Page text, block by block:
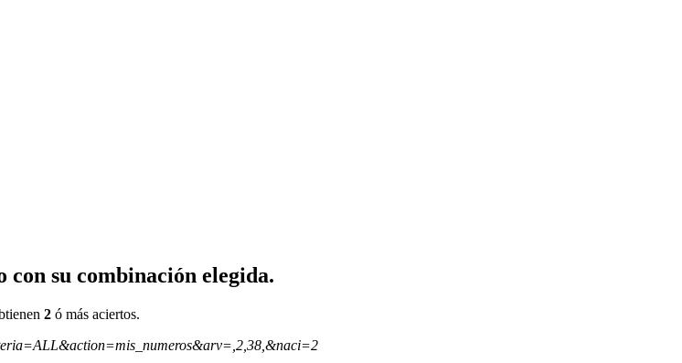
su combinación elegida.
2 ó más aciertos.